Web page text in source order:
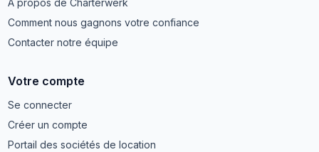
À propos de Charterwerk
Comment nous gagnons votre confiance
Contacter notre équipe
Votre compte
Se connecter
Créer un compte
Portail des sociétés de location